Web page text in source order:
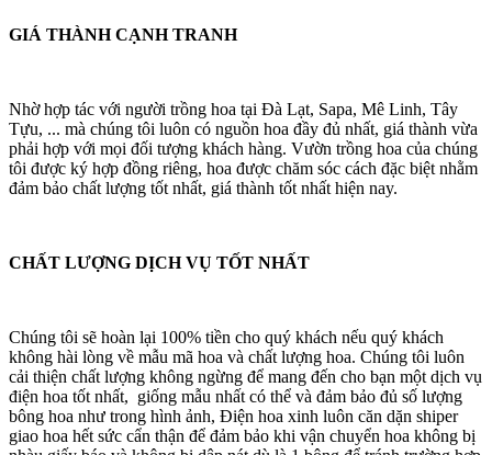
GIÁ THÀNH CẠNH TRANH
Nhờ hợp tác với người trồng hoa tại Đà Lạt, Sapa, Mê Linh, Tây
Tựu, ... mà chúng tôi luôn có nguồn hoa đầy đủ nhất, giá thành vừa
phải hợp với mọi đối tượng khách hàng. Vườn trồng hoa của chúng
tôi được ký hợp đồng riêng, hoa được chăm sóc cách đặc biệt nhằm
đảm bảo chất lượng tốt nhất, giá thành tốt nhất hiện nay.
CHẤT LƯỢNG DỊCH VỤ TỐT NHẤT
Chúng tôi sẽ hoàn lại 100% tiền cho quý khách nếu quý khách
không hài lòng về mẫu mã hoa và chất lượng hoa. Chúng tôi luôn
cải thiện chất lượng không ngừng để mang đến cho bạn một dịch vụ
điện hoa tốt nhất, giống mẫu nhất có thể và đảm bảo đủ số lượng
bông hoa như trong hình ảnh, Điện hoa xinh luôn căn dặn shiper
giao hoa hết sức cẩn thận để đảm bảo khi vận chuyển hoa không bị